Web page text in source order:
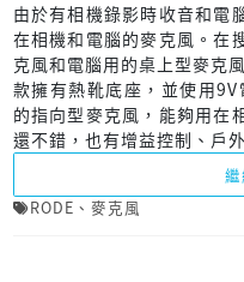
由於有相機錄影時收音和電
在相機和電腦的麥克風。在
克風和電腦用的桌上型麥克
款擁有熱靴底座，並使用
的指向型麥克風，能夠用在
還不錯，也有增益控制、戶
RODE 、 麥克風